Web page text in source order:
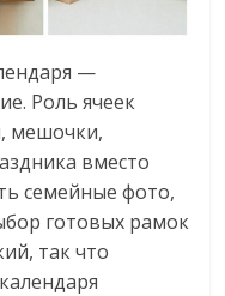
—
Роль ячеек
мешочки,
вместо
семейные фото,
готовых рамок
так что